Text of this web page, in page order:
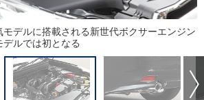
デルに搭載される新世代ボクサーエンジン
デルでは初となる